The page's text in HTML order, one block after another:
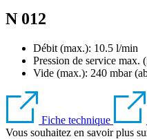
N 012
Débit (max.): 10.5 l/min
Pression de service max.
Vide (max.): 240 mbar
Fiche technique
Vous souhaitez en savoir plus